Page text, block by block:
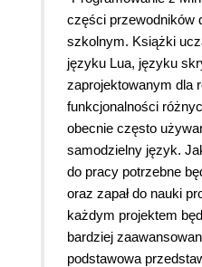
części przewodników
szkolnym. Książki
języku Lua, języku
zaprojektowanym dla
funkcjonalności
obecnie często
samodzielny język.
do pracy potrzebne
oraz zapał do nauki
każdym projektem
bardziej
podstawowa